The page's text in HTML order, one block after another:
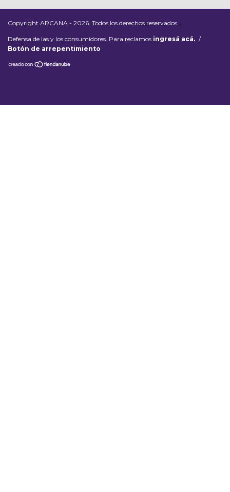
Copyright ARCANA - 2026. Todos los derechos reservados.
Defensa de las y los consumidores. Para reclamos ingresá acá. /
Botón de arrepentimiento